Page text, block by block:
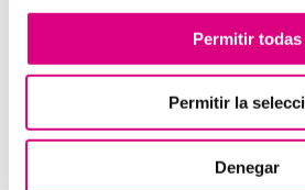
Permitir todas
Permitir la
Denegar
Telefonía virtual para el trabajo
desde donde estés
Telefonía virtual para el trabajo